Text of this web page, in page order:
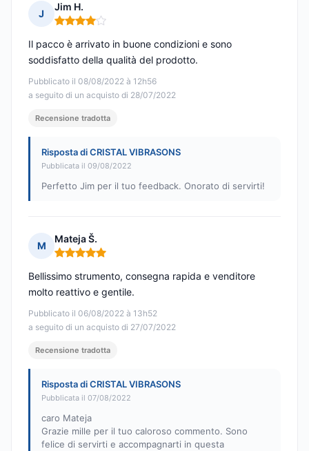
J
Jim H.
Nota: 4 su 5
Pubblicato il 08/08/2022 à 12h56
a seguito di un acquisto di 28/07/2022
Il pacco è arrivato in buone condizioni e sono
soddisfatto della qualità del prodotto.
Recensione tradotta
Risposta di CRISTAL VIBRASONS
Pubblicata il 09/08/2022
Perfetto Jim per il tuo feedback. Onorato di servirti!
M
Mateja Š.
Nota: 5 su 5
Pubblicato il 06/08/2022 à 13h52
a seguito di un acquisto di 27/07/2022
Bellissimo strumento, consegna rapida e venditore
molto reattivo e gentile.
Recensione tradotta
Risposta di CRISTAL VIBRASONS
Pubblicata il 07/08/2022
caro Mateja
Grazie mille per il tuo caloroso commento. Sono
felice di servirti e accompagnarti in questa